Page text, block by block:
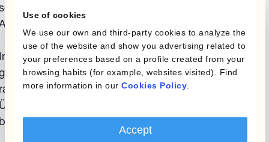
Use of cookies
We use our own and third-party cookies to analyze the
use of the website and show you advertising related to
your preferences based on a profile created from your
browsing habits (for example, websites visited). Find
more information in our Cookies Policy
Accept
systematische interne und externe Sicherheits-
unwahrscheinlichen Fall eines Sicherheitsvorfalls
wir eine umgehende Kommunikation und
Handeln - selbstverständlich in voller
mit den gesetzlichen Meldepflichten
Datenschutzverletzungen.